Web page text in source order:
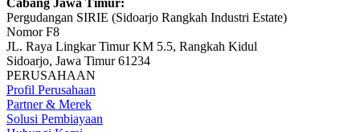
Pergudangan SIRIE (Sidoarjo Rangkah Industri Estate)
Nomor F8
JL. Raya Lingkar Timur KM 5.5, Rangkah Kidul
Sidoarjo, Jawa Timur 61234
PERUSAHAAN
Profil Perusahaan
Partner & Merek
Solusi Pembiayaan